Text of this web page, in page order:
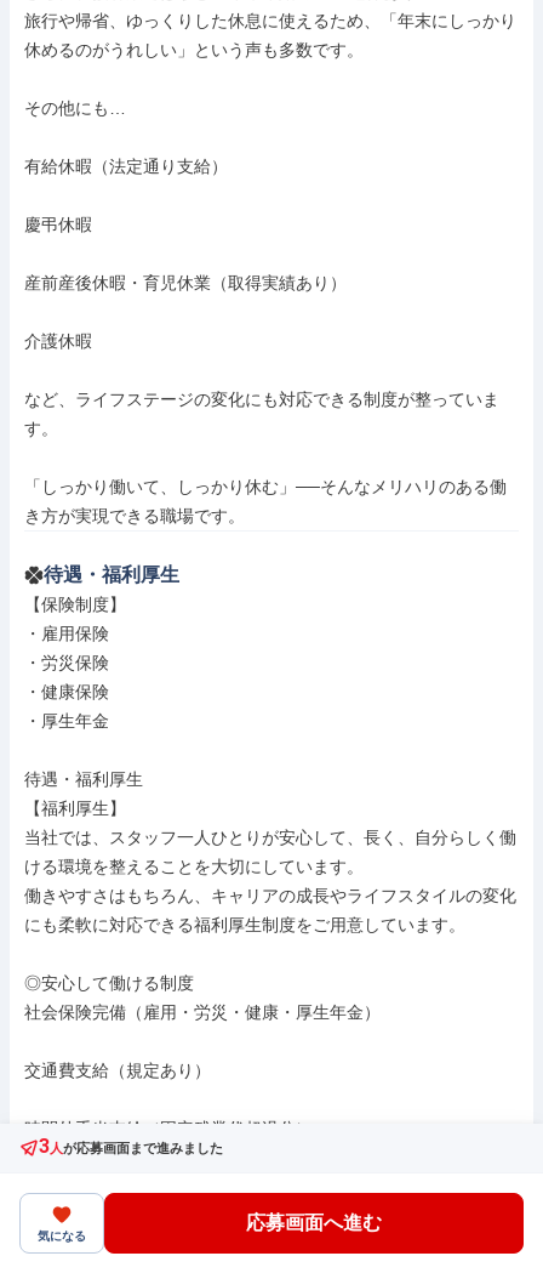
旅行や帰省、ゆっくりした休息に使えるため、「年末にしっかり
休めるのがうれしい」という声も多数です。
その他にも…
有給休暇（法定通り支給）
慶弔休暇
産前産後休暇・育児休業（取得実績あり）
介護休暇
など、ライフステージの変化にも対応できる制度が整っていま
す。
「しっかり働いて、しっかり休む」──そんなメリハリのある働
き方が実現できる職場です。
待遇・福利厚生
【保険制度】
・雇用保険
・労災保険
・健康保険
・厚生年金
待遇・福利厚生
【福利厚生】
当社では、スタッフ一人ひとりが安心して、長く、自分らしく働
ける環境を整えることを大切にしています。
働きやすさはもちろん、キャリアの成長やライフスタイルの変化
にも柔軟に対応できる福利厚生制度をご用意しています。
◎安心して働ける制度
社会保険完備（雇用・労災・健康・厚生年金）
交通費支給（規定あり）
時間外手当支給（固定残業代超過分）
インセンティブ制度（成果に応じて毎月支給）
3人が応募画面まで進みました
気になる
応募画面へ進む